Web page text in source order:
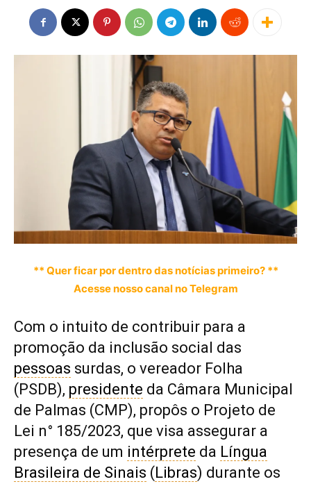
** Quer ficar por dentro das notícias primeiro? **
Acesse nosso canal no Telegram
Com o intuito de contribuir para a
promoção da inclusão social das
pessoas surdas, o vereador Folha
(PSDB), presidente da Câmara Municipal
de Palmas (CMP), propôs o Projeto de
Lei n° 185/2023, que visa assegurar a
presença de um intérprete da Língua
Brasileira de Sinais (Libras) durante os